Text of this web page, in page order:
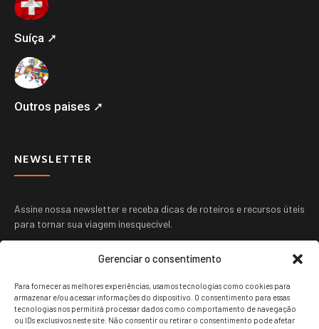
Gerenciar o consentimento
Para fornecer as melhores experiências, usamos tecnologias como cookies para
armazenar e/ou acessar informações do dispositivo. O consentimento para essas
tecnologias nos permitirá processar dados como comportamento de navegação
ou IDs exclusivos neste site. Não consentir ou retirar o consentimento pode afetar
Suíça ➚
Outros paises ➚
NEWSLETTER
Assine nossa newsletter e receba dicas de roteiros e recursos úteis
para tornar sua viagem inesquecível.